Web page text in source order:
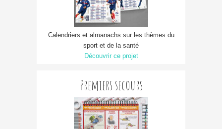
Calendriers et almanachs sur les thèmes du
sport et de la santé
Découvrir ce projet
Premiers secours